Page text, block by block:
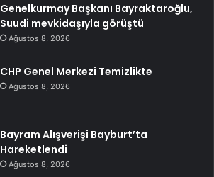
Genelkurmay Başkanı Bayraktaroğlu,
Suudi mevkidaşıyla görüştü
Ağustos 8, 2026
CHP Genel Merkezi Temizlikte
Ağustos 8, 2026
Bayram Alışverişi Bayburt’ta
Hareketlendi
Ağustos 8, 2026